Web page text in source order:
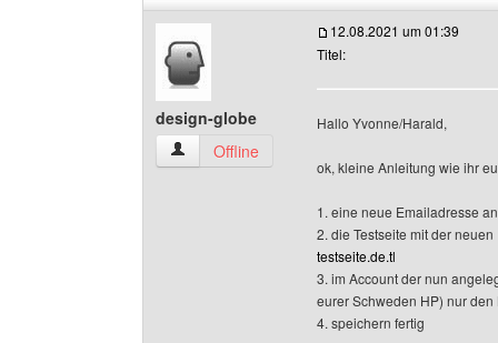
design-globe
design-globe Benutzer-Profile anzeigen
Offline
12.08.2021 um 01:39
Titel:
Hallo Yvonne/Harald,
ok, kleine Anleitung wie ihr
1. eine neue Emailadresse
2. die Testseite mit der
testseite.de.tl
3. im Account der nun
eurer Schweden HP) nur
4. speichern fertig